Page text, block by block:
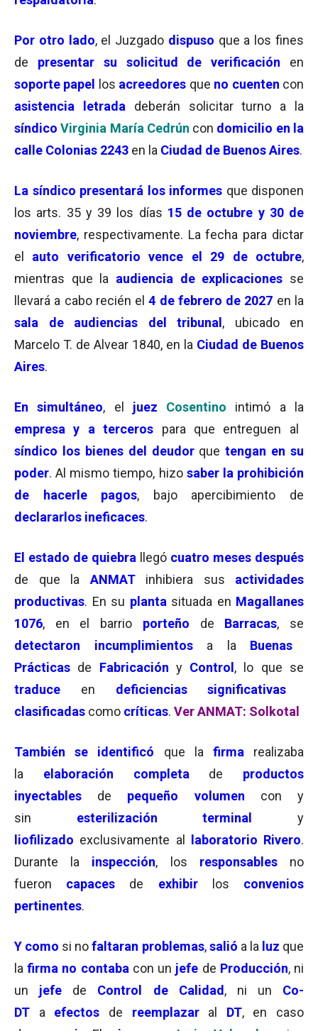
Por otro lado, el Juzgado dispuso que a los fines
de presentar su solicitud de verificación en
soporte papel
los acreedores que no cuenten con
asistencia letrada deberán solicitar turno a la
síndico Virginia María Cedrún con domicilio en la
calle Colonias 2243 en la Ciudad de Buenos Aires.
La síndico presentará los informes que disponen
los arts. 35 y 39 los días 15 de octubre y 30 de
noviembre, respectivamente. La fecha para dictar
el
auto verificatorio vence el 29 de octubre,
mientras que la audiencia de explicaciones se
llevará a cabo recién el 4 de febrero de 2027 en la
sala de audiencias del tribunal , ubicado en
Marcelo T. de Alvear 1840, en la Ciudad de Buenos
Aires.
En simultáneo, el juez Cosentino intimó a la
empresa y a terceros
para que entreguen al
síndico los bienes del deudorquetengan en su
poder. Al mismo tiempo, hizo saber la prohibición
de hacerle pagos, bajo apercibimiento de
declararlos ineficaces.
El estado de quiebra llegó cuatro meses después
de que la ANMATinhibiera sus
actividades
productivas. En su planta situada en Magallanes
1076, en el barrio porteño de Barracas, se
detectaron
incumplimientos a la Buenas
Prácticas de Fabricación y Control , lo que se
traduce
en deficiencias significativas
clasificadas como críticas. Ver ANMAT: Solkotal
También se identificó que la firma realizaba
la elaboración completa de
productos
inyectables
de pequeño volumen
con y
sin esterilización terminal
y
liofilizado exclusivamente al laboratorio Rivero.
Durante la
inspección, los responsables
no
fueron capaces de exhibirlos convenios
pertinentes.
Y como si no faltaran problemas,salió a la luz que
lafirma no contaba con un jefe de Producción, ni
un jefe de Control de Calidad , ni un
Co-
DT
a efectos de reemplazar al DT, en caso